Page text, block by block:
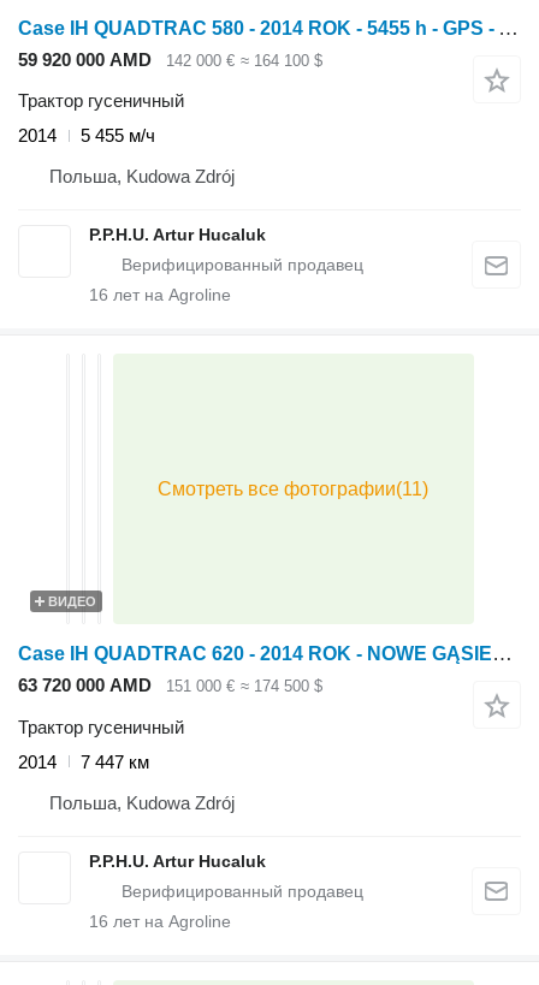
Case IH QUADTRAC 580 - 2014 ROK - 5455 h - GPS - AUTOPILOT
59 920 000 AMD 142 000 € ≈ 164 100 $
Трактор гусеничный
2014
5 455 м/ч
Польша, Kudowa Zdrój
P.P.H.U. Artur Hucaluk
16 лет на Agroline
ВИДЕО
Case IH QUADTRAC 620 - 2014 ROK - NOWE GĄSIENICE - GPS - AUTOPILOT
63 720 000 AMD 151 000 € ≈ 174 500 $
Трактор гусеничный
2014
7 447 км
Польша, Kudowa Zdrój
P.P.H.U. Artur Hucaluk
16 лет на Agroline